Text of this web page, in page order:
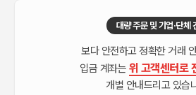
대량 주문 및 기업·단체
보다 안전하고 정확한 거래
입금 계좌는 위 고객센터로
개별 안내드리고 있습